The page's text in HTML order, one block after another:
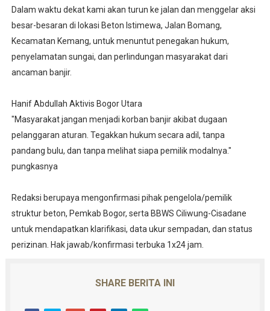
Dalam waktu dekat kami akan turun ke jalan dan menggelar aksi
besar-besaran di lokasi Beton Istimewa, Jalan Bomang,
Kecamatan Kemang, untuk menuntut penegakan hukum,
penyelamatan sungai, dan perlindungan masyarakat dari
ancaman banjir.
‎Hanif Abdullah Aktivis Bogor Utara
‎"Masyarakat jangan menjadi korban banjir akibat dugaan
pelanggaran aturan. Tegakkan hukum secara adil, tanpa
pandang bulu, dan tanpa melihat siapa pemilik modalnya."
pungkasnya
Redaksi berupaya mengonfirmasi pihak pengelola/pemilik
struktur beton, Pemkab Bogor, serta BBWS Ciliwung-Cisadane
untuk mendapatkan klarifikasi, data ukur sempadan, dan status
perizinan. Hak jawab/konfirmasi terbuka 1x24 jam.
SHARE BERITA INI